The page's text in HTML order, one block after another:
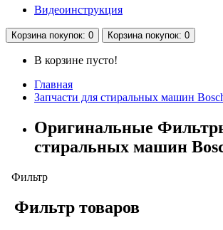
Видеоинструкция
Корзинапокупок: 0 Корзинапокупок: 0
В корзине пусто!
Главная
Запчасти для стиральных машин
Оригинальные
стиральных машин
Фильтр
Фильтр товаров